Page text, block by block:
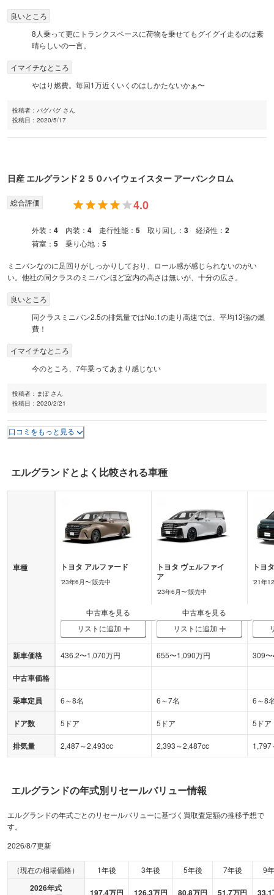
良いところ
8人乗って更にトランクスペースに荷物を乗せてもグイグイ走るのは素
晴らしいの一言。
イマイチなところ
やはり燃費。毎回1万近くいくのはしかたないかぁ〜
投稿者： パグパグ さん
投稿日： 2020/5/17
日産 エルグランド ２５０ハイウェイスター アーバンクロム
総合評価 4.0
外装： 4 内装： 4 走行性能： 5 取り回し： 3 経済性： 2
荷室： 5 乗り心地： 5
ミニバンなのに足回りがしっかりしており、ロール感が感じられないのがい
い。他社の同クラスのミニバンほど室内の高さは無いが、十分の広さ。
良いところ
同クラスミニバン2.5の排気量ではNo.1の走り高速では、平均13強の燃
費！
イマイチなところ
今のところ、7年乗ってあまり感じない
投稿者： まぼ さん
投稿日： 2020/2/21
口コミをもっと見る
エルグランドとよく比較される車種
車種 トヨタ アルファード
‘23年6月〜‘販売中
トヨタ ヴェルファイ
ア
‘23年6月〜‘販売中
トヨタ
‘21年
中古車を見る
リストに追加
中古車を見る
リストに追加
新車価格 436.2〜1,070万円 655〜1,090万円 309〜
中古車価格
乗車定員 6～8名 6～7名 6～8
ドア数 5ドア 5ドア 5ドア
排気量 2,487～2,493cc 2,393～2,487cc 1,797
エルグランドの年式別リセールバリュー情報
エルグランドの年式ごとのリセールバリューに基づく買取査定額の推移予想で
す。
2026/8/7更新
（現在の相場価格） 1年後 3年後 5年後 7年後 9
2026年式 197.4万円 126.3万円 80.8万円 51.7万円 33.1